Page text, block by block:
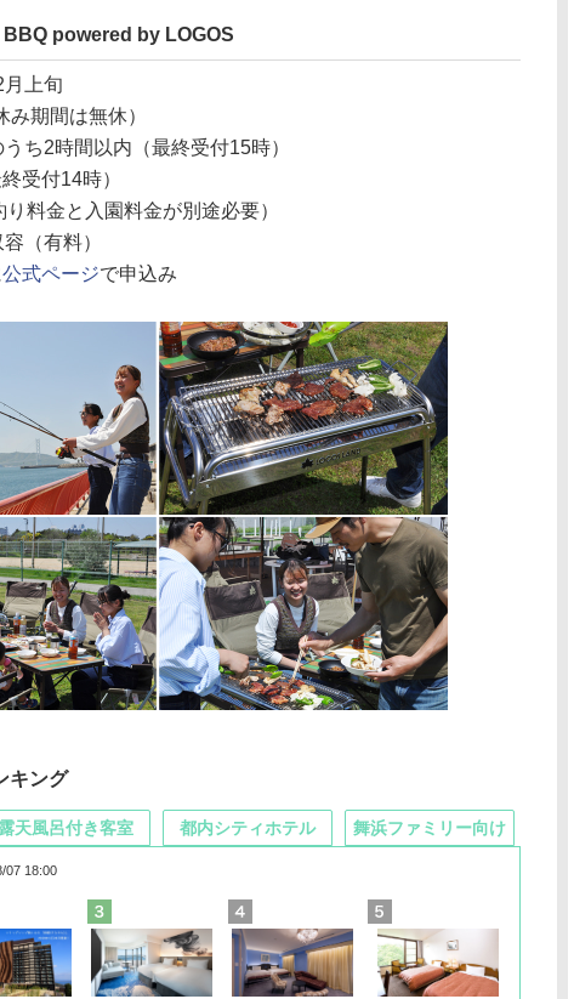
BBQ powered by LOGOS
上旬
期間は無休）
ち2時間以内（最終受付15時）
受付14時）
料金と入園料金が別途必要）
（有料）
公式ページで申込み
キング
07 18:00
露天風呂付き客室 都内シティホテル 舞浜ファミリー向け